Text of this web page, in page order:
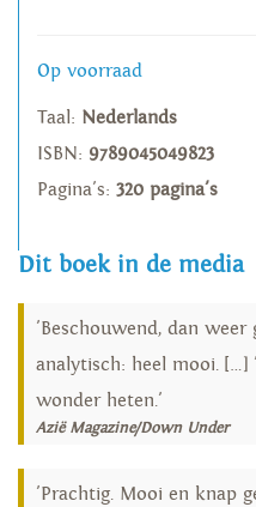
Op voorraad
Taal: Nederlands
ISBN: 9789045049823
Pagina's: 320 pagina's
Dit boek in de media
'Beschouwend, dan weer
analytisch: heel mooi. […]
wonder heten.'
Azië Magazine/Down Under
'Prachtig. Mooi en knap